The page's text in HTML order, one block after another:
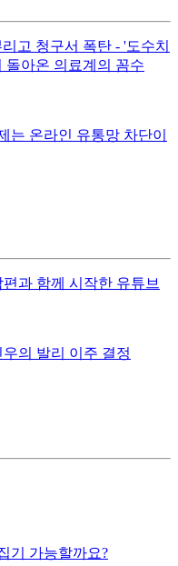
고 청구서 폭탄 - '도수치
돌아온 의료계의 꼼수
는 온라인 유통망 차단이
과 함께 시작한 유튜브
의 발리 이주 결정
기 가능할까요?